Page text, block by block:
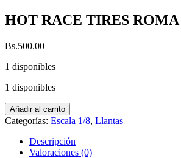
HOT RACE TIRES
Bs.500.00
1 disponibles
1 disponibles
HOT
RACE
TIRES
ROMA
PEGADA
Añadir al carrito
Categorías: Escala 1/8, Llantas
Descripción
Valoraciones (0)